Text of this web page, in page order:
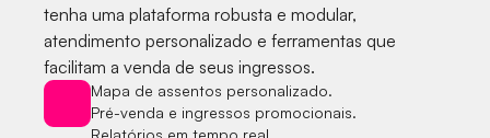
tenha uma plataforma robusta e modular,
atendimento personalizado e ferramentas que
facilitam a venda de seus ingressos.
Mapa de assentos personalizado.
Pré-venda e ingressos promocionais.
Relatórios em tempo real.